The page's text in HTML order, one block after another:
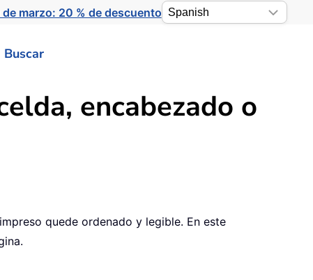
de marzo: 20 % de descuento
Buscar
encabezado o
quede ordenado y legible. En este